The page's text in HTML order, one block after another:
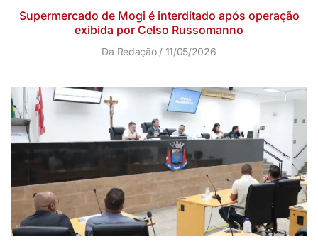
Supermercado de Mogi é interditado após operação
exibida por Celso Russomanno
Da Redação 11/05/2026